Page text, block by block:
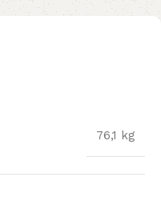
76,1 kg